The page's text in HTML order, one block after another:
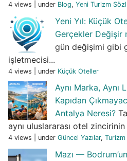
4 views under Blog, Yeni Turizm
Yeni Yıl: Küçük
Gerçekler Değişir
gün değişimi gibi
işletmecisi...
4 views under Küçük Oteller
Aynı Marka, Aynı
Kapıdan
Antalya Neresi?
aynı uluslararası otel
4 views under Güncel Yazılar,
Mazı —